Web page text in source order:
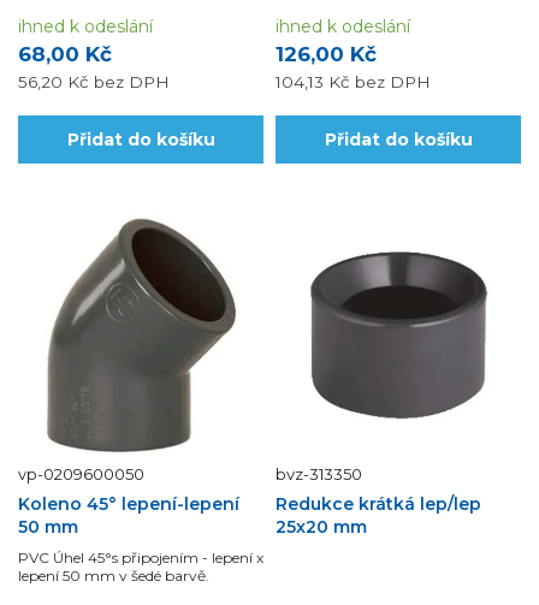
jak snadná manipulace i montáž,
tak chemická odolnost potrubních
dílů.
68,00 Kč
56,20 Kč bez DPH
ihned k odeslání
Přidat do košíku
126,00 Kč
104,13 Kč bez DPH
ihned k odeslání
Přidat do košíku
vp-0209600050
Koleno 45° lepení-lepení
50 mm
PVC Úhel 45°s připojením - lepení x
lepení 50 mm v šedé barvě.
bvz-313350
Redukce krátká lep/lep
25x20 mm